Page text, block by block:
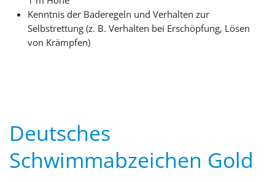
Kenntnis der Baderegeln und Verhalten zur
Selbstrettung (z. B. Verhalten bei Erschöpfung, Lösen
von Krämpfen)
Deutsches
Schwimmabzeichen Gold